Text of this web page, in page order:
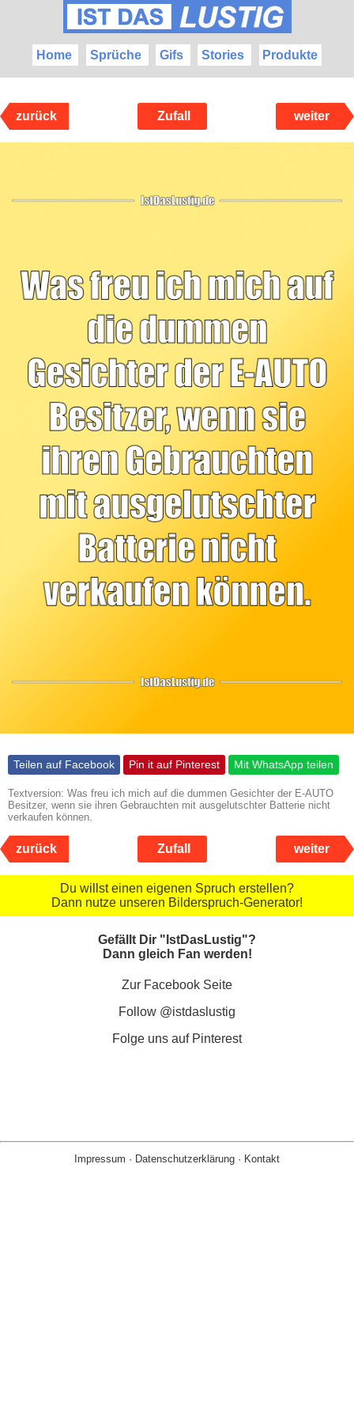
Home Sprüche Gifs Stories Produkte
zurück Zufall weiter
Teilen auf Facebook Pin it auf Pinterest Mit WhatsApp teilen
Textversion: Was freu ich mich auf die dummen Gesichter der E-AUTO
Besitzer, wenn sie ihren Gebrauchten mit ausgelutschter Batterie nicht
verkaufen können.
zurück Zufall weiter
Du willst einen eigenen Spruch erstellen?
Dann nutze unseren Bilderspruch-Generator!
Gefällt Dir "IstDasLustig"?
Dann gleich Fan werden!
Zur Facebook Seite
Follow @istdaslustig
Folge uns auf Pinterest
Impressum · Datenschutzerklärung · Kontakt